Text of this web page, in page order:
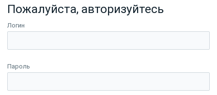
Пожалуйста, авторизуйтесь
Логин
Пароль